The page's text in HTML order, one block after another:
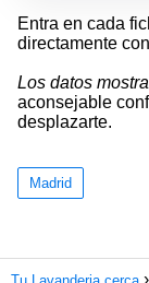
Entra en cada
directamente
Los datos
aconsejable
desplazarte.
Madrid